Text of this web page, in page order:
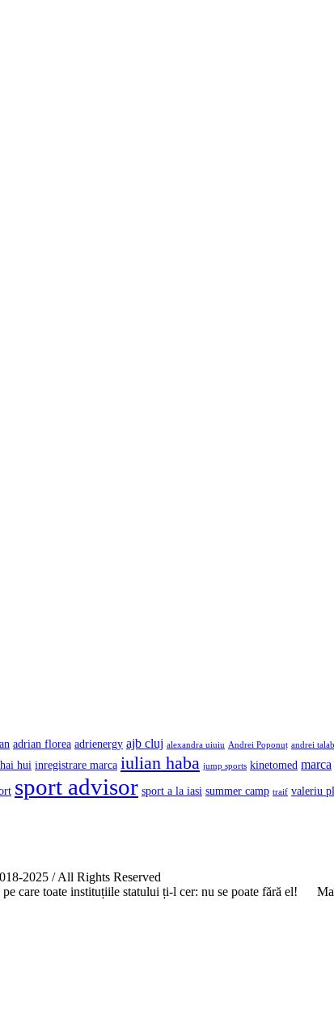
adrian florea adrienergy ajb cluj alexandra uiuiu Andrei Poponuț andrei
hai hui inregistrare marca iulian haba jump sports kinetomed marca
sport advisor sport a la iasi summer camp traif valeriu
2025 / All Rights Reserved
care toate instituțiile statului ți-l cer: nu se poate fără el!